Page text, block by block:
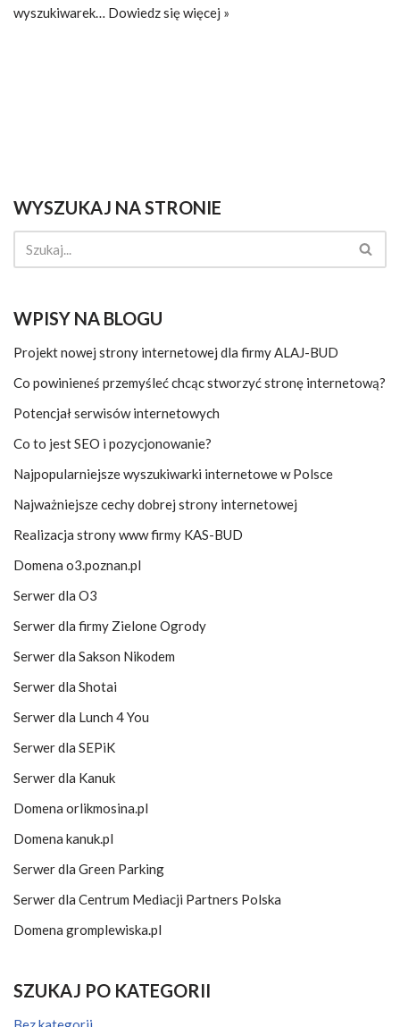
wyszukiwarek… Dowiedz się więcej »
WYSZUKAJ NA STRONIE
WPISY NA BLOGU
Projekt nowej strony internetowej dla firmy ALAJ-BUD
Co powinieneś przemyśleć chcąc stworzyć stronę internetową?
Potencjał serwisów internetowych
Co to jest SEO i pozycjonowanie?
Najpopularniejsze wyszukiwarki internetowe w Polsce
Najważniejsze cechy dobrej strony internetowej
Realizacja strony www firmy KAS-BUD
Domena o3.poznan.pl
Serwer dla O3
Serwer dla firmy Zielone Ogrody
Serwer dla Sakson Nikodem
Serwer dla Shotai
Serwer dla Lunch 4 You
Serwer dla SEPiK
Serwer dla Kanuk
Domena orlikmosina.pl
Domena kanuk.pl
Serwer dla Green Parking
Serwer dla Centrum Mediacji Partners Polska
Domena gromplewiska.pl
SZUKAJ PO KATEGORII